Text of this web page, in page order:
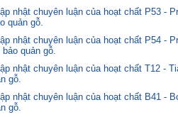
nhật chuyên luận của hoạt chất P53 -
quản gỗ.
nhật chuyên luận của hoạt chất P54 -
quản gỗ.
nhật chuyên luận của hoạt chất T12 -
gỗ.
nhật chuyên luận của hoạt chất B41 -
gỗ.